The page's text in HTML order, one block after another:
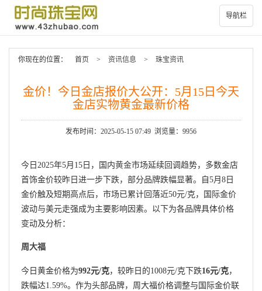
导航栏
你现在的位置： 首页 > 资讯信息 > 珠宝资讯
金价！今日金店报价大公开：5月15日今天
金店实物黄金最新价格
发布时间：2025-05-15 07:49 浏览量：9956
今日2025年5月15日，国内黄金市场延续回调趋势，多数金店
首饰金价较昨日进一步下跌，部分品牌跌幅显著。自5月8日
金价触及短期高点后，市场已累计回落近50元/克，国际金价
波动与美元走强成为主要影响因素。以下为各品牌具体价格
变动及分析：
周大福
今日黄金价格为992元/克，较昨日的1008元/克下跌16元/克，
跌幅达1.59%。作为头部品牌，周大福价格调整与国际金价联